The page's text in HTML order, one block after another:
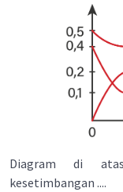
Diagram di
kesetimbangan ....